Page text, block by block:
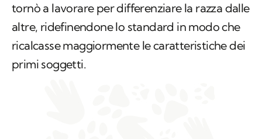
tornò a lavorare per differenziare la razza dalle
altre, ridefinendone lo standard in modo che
ricalcasse maggiormente le caratteristiche dei
primi soggetti.